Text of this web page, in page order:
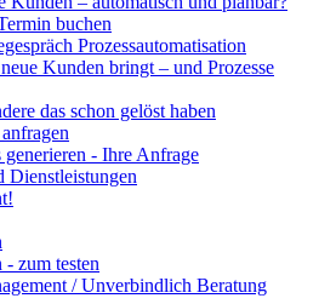
buchen
Prozessautomatisation
Kunden bringt – und Prozesse
das schon gelöst haben
- Ihre Anfrage
zum testen
/ Unverbindlich Beratung